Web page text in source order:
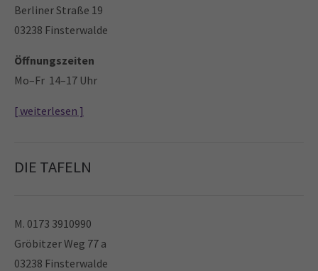
Berliner Straße 19
03238 Finsterwalde
Öffnungszeiten
Mo–Fr 14–17 Uhr
[ weiterlesen ]
DIE TAFELN
M. 0173 3910990
Gröbitzer Weg 77 a
03238 Finsterwalde